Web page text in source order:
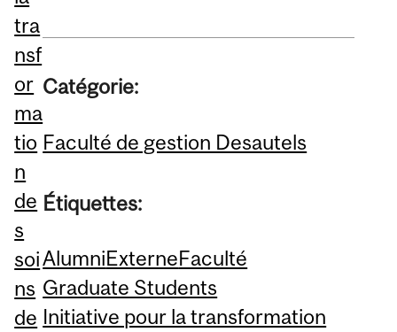
tra
nsf
or
ma
tio
n
de
s
soi
ns
de
Catégorie:
Faculté de gestion Desautels
Étiquettes:
AlumniExterneFaculté
Graduate Students
Initiative pour la transformation